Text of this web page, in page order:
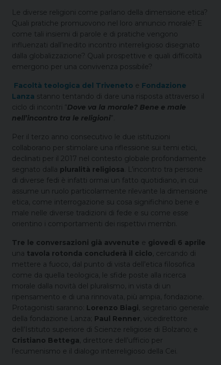
Le diverse religioni come parlano della dimensione etica?
Quali pratiche promuovono nel loro annuncio morale? E
come tali insiemi di parole e di pratiche vengono
influenzati dall’inedito incontro interreligioso disegnato
dalla globalizzazione? Quali prospettive e quali difficoltà
emergono per una convivenza possibile?
Facoltà teologica del Triveneto e Fondazione
Lanza stanno tentando di dare una risposta attraverso il
ciclo di incontri “Dove va la morale? Bene e male
nell’incontro tra le religioni ”.
Per il terzo anno consecutivo le due istituzioni
collaborano per stimolare una riflessione sui temi etici,
declinati per il 2017 nel contesto globale profondamente
segnato dalla pluralità religiosa . L’incontro tra persone
di diverse fedi è infatti ormai un fatto quotidiano, in cui
assume un ruolo particolarmente rilevante la dimensione
etica, come interrogazione su cosa significhino bene e
male nelle diverse tradizioni di fede e su come esse
orientino i comportamenti dei rispettivi membri.
Tre le conversazioni già avvenute e giovedì 6 aprile
una tavola rotonda concluderà il ciclo, cercando di
mettere a fuoco, dal punto di vista dell’etica filosofica
come da quella teologica, le sfide poste alla ricerca
morale dalla novità del pluralismo, in vista di un
ripensamento e di una rinnovata, più ampia, fondazione.
Protagonisti saranno: Lorenzo Biagi, segretario generale
della fondazione Lanza; Paul Renner, vicedirettore
dell’Istituto superiore di Scienze religiose di Bolzano; e
Cristiano Bettega, direttore dell’ufficio per
l’ecumenismo e il dialogo interreligioso della Cei.